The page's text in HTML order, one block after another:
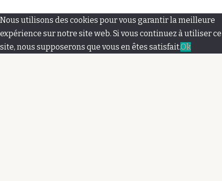
M
e
n
Nous utilisons des cookies pour vous garantir la meilleure
expérience sur notre site web. Si vous continuez à utiliser ce
site, nous supposerons que vous en êtes satisfait.Ok